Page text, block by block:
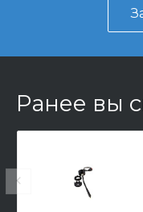
Ранее вы